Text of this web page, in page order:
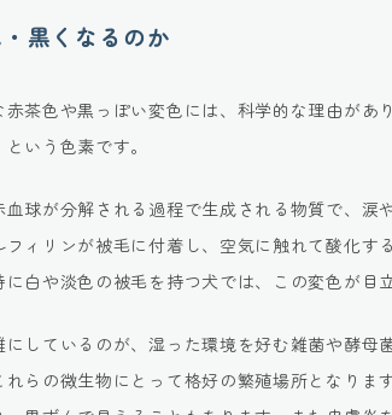
黒くなるのか
茶色や黒っぽい変色には、科学的な理由があ
いう色素です。
球が分解される過程で生成される物質で、涙
ィリンが被毛に付着し、空気に触れて酸化す
白や淡色の被毛を持つ犬では、この変色が目
しているのが、湿った環境を好む雑菌や酵母
らの微生物にとって格好の繁殖場所となりま